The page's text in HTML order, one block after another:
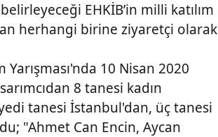
EHKİB’in milli katılım
herhangi birine ziyaretçi olarak
Yarışması'nda 10 Nisan 2020
8 tanesi kadın
tanesi İstanbul'dan, üç tanesi
"Ahmet Can Encin, Aycan